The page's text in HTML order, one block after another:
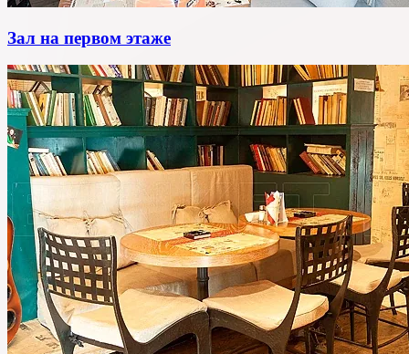
Зал на первом этаже